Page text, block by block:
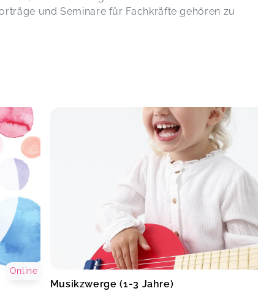
und Seminare für Fachkräfte gehören zu
Online
Musikzwerge (1-3 Jahre)